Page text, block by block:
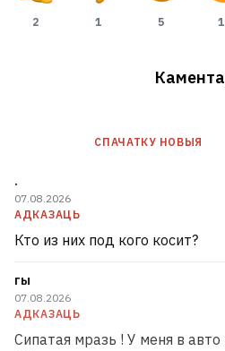
2 1 5
СПАЧАТКУ НОВЫЯ
.
07.08.2026
АДКАЗАЦЬ
Кто из них под кого косит?
гы
07.08.2026
АДКАЗАЦЬ
Сипатая мразь ! У меня в